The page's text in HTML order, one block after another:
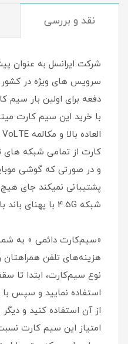
نقد و بررسی
شرکت ایرانسل به عنوان
سرویس های ویژه در
با خرید این سیم کارت
پشتیبانی نمیکند جای هیچ
شبکه 4.5G با پهنای باند بالاتری استفاده نمایید .
«سیم‌کارت دائمی » به
هزینه‌های تلفن همراهتان
نوع سیم‌کارت، ابتدا تا
استفاده نمایید و سپس
از آن استفاده کنید و
امتیاز این سیم کارت